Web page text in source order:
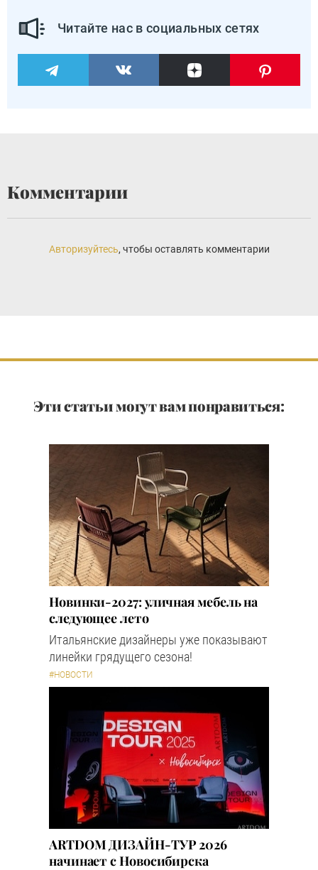
Читайте нас в социальных сетях
Комментарии
Авторизуйтесь, чтобы оставлять комментарии
Эти статьи могут вам понравиться:
Новинки-2027: уличная мебель на
следующее лето
Итальянские дизайнеры уже показывают
линейки грядущего сезона!
#НОВОСТИ
ARTDOM ДИЗАЙН-ТУР 2026
начинает с Новосибирска